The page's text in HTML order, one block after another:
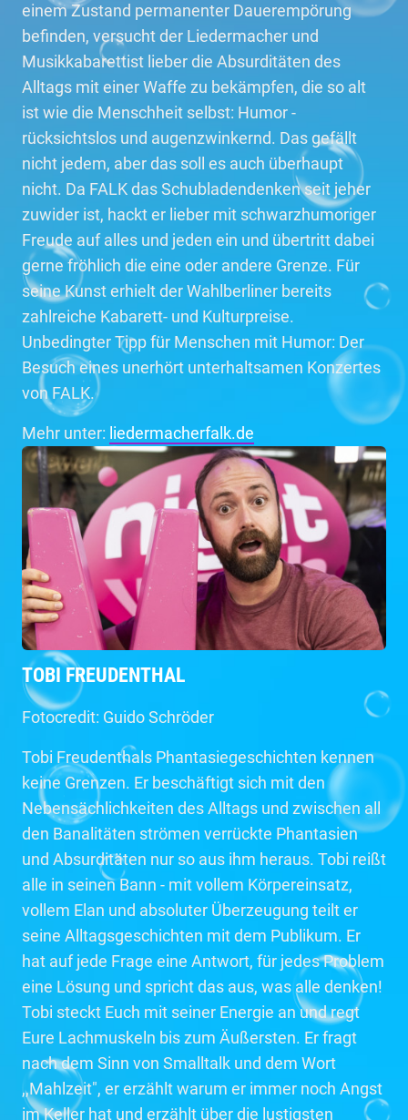
einem Zustand permanenter Dauerempörung
befinden, versucht der Liedermacher und
Musikkabarettist lieber die Absurditäten des
Alltags mit einer Waffe zu bekämpfen, die so alt
ist wie die Menschheit selbst: Humor -
rücksichtslos und augenzwinkernd. Das gefällt
nicht jedem, aber das soll es auch überhaupt
nicht. Da FALK das Schubladendenken seit jeher
zuwider ist, hackt er lieber mit schwarzhumoriger
Freude auf alles und jeden ein und übertritt dabei
gerne fröhlich die eine oder andere Grenze. Für
seine Kunst erhielt der Wahlberliner bereits
zahlreiche Kabarett- und Kulturpreise.
Unbedingter Tipp für Menschen mit Humor: Der
Besuch eines unerhört unterhaltsamen Konzertes
von FALK.
Mehr unter: liedermacherfalk.de
TOBI FREUDENTHAL
Fotocredit: Guido Schröder
Tobi Freudenthals Phantasiegeschichten kennen
keine Grenzen. Er beschäftigt sich mit den
Nebensächlichkeiten des Alltags und zwischen all
den Banalitäten strömen verrückte Phantasien
und Absurditäten nur so aus ihm heraus. Tobi reißt
alle in seinen Bann - mit vollem Körpereinsatz,
vollem Elan und absoluter Überzeugung teilt er
seine Alltagsgeschichten mit dem Publikum. Er
hat auf jede Frage eine Antwort, für jedes Problem
eine Lösung und spricht das aus, was alle denken!
Tobi steckt Euch mit seiner Energie an und regt
Eure Lachmuskeln bis zum Äußersten. Er fragt
nach dem Sinn von Smalltalk und dem Wort
,,Mahlzeit", er erzählt warum er immer noch Angst
im Keller hat und erzählt über die lustigsten